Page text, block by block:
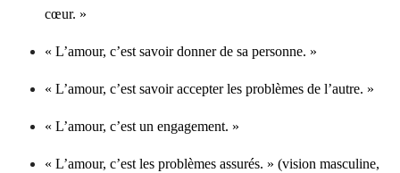
cœur. »
« L’amour, c’est savoir donner de sa personne. »
« L’amour, c’est savoir accepter les problèmes de l’autre. »
« L’amour, c’est un engagement. »
« L’amour, c’est les problèmes assurés. » (vision masculine,